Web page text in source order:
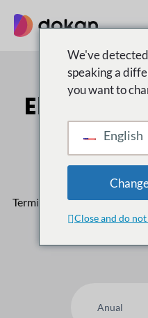
contenido
El
Terminado 50,000Los
Anual
We've
speaking a
you want to
English
Close and do